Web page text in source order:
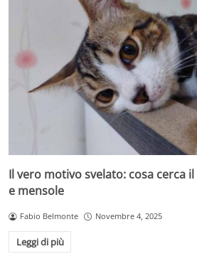
Il vero motivo svelato: cosa cerca
e mensole
Fabio Belmonte Novembre 4, 2025
Leggi di più